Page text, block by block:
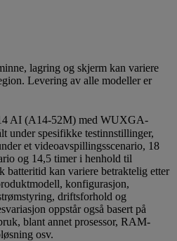
lagring og skjerm kan variere
Levering av alle modeller er
AI (A14-52M) med WUXGA-
under spesifikke testinnstillinger,
et videoavspillingsscenario, 18
og 14,5 timer i henhold til
kan variere betraktelig etter
konfigurasjon,
driftsforhold og
oppstår også basert på
blant annet prosessor, RAM-
osv.